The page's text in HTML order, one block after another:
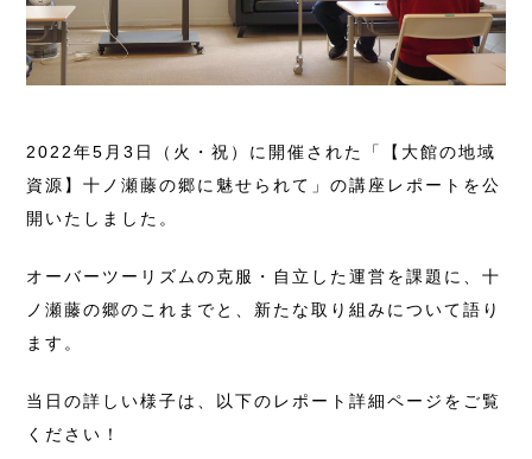
2022年5月3日（火・祝）に開催された「【大館の地域
資源】十ノ瀬藤の郷に魅せられて」の講座レポートを公
開いたしました。
オーバーツーリズムの克服・自立した運営を課題に、十
ノ瀬藤の郷のこれまでと、新たな取り組みについて語り
ます。
当日の詳しい様子は、以下のレポート詳細ページをご覧
ください！